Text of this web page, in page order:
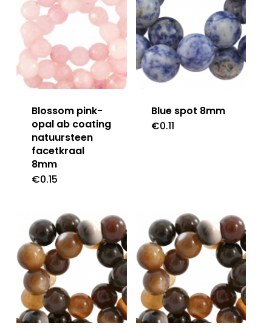
Blossom pink-
opal ab coating
natuursteen
facetkraal
8mm
€0.15
Blue spot 8mm
€0.11